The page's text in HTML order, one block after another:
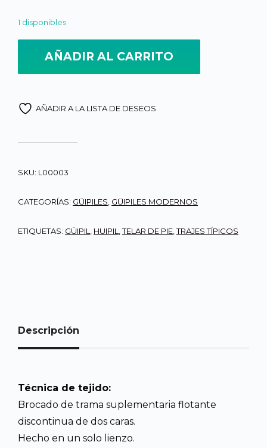
Q175.00.Q137.00.
1 disponibles
AÑADIR AL CARRITO
AÑADIR A LA LISTA DE DESEOS
SKU: L00003
CATEGORÍAS: GÜIPILES, GÜIPILES MODERNOS
ETIQUETAS: GÜIPIL, HUIPIL,TELAR DE PIE,TRAJES TÍPICOS
Descripción
Técnica de tejido:
Brocado de trama suplementaria flotante
discontinua de dos caras.
Hecho en un solo lienzo.